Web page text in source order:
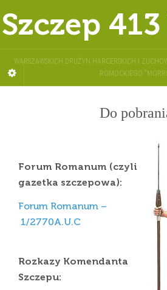
Szczep
WARSZAWSKICH DRUŻYN HARCERSKICH I
ROMOCKIEGO
Do
Forum Romanum (czyli
gazetka szczepowa):
Forum Romanum –
1/2770A.U.C
Rozkazy Komendanta
Szczepu: